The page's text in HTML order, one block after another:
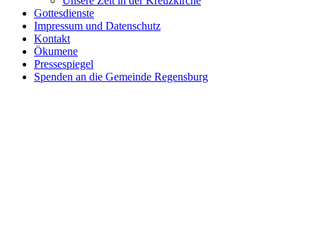
Gottesdienste
Impressum und Datenschutz
Kontakt
Ökumene
Pressespiegel
Spenden an die Gemeinde Regensburg